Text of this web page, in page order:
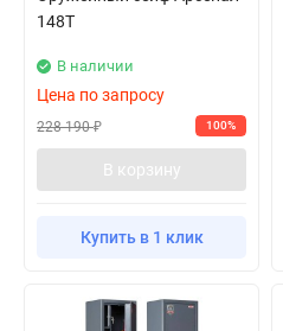
148Т
В наличии
Цена по запросу
228 190₽ 100%
В корзину
Купить в 1 клик